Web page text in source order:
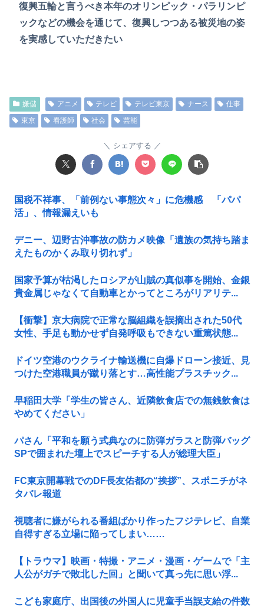
復興五輪と言うべき本年のオリンピック・パラリンピ
ックなどの機会を通じて、復興しつつある被災地の姿
を実感していただきたい
嫌儲 アニメ テレビ テレビ東京 ナース
仕事
東京
看護師 社会 芸能
シェアする
国税不祥事、「前例ない事態次々」に危機感 「パパ
活」、情報漏えいも
デニー、辺野古沖事故の防カメ映像「遺族の気持ち踏ま
えたものかくみ取り切れず」
国家予算が枯渇したロシアが山賊の真似事を開始、金銀
貴金属じゃなくて自動車とかってところがリアリテ...
【衝撃】京大病院で正常な脳組織を誤摘出された50代
女性、手足も動かせず自発呼吸もできない重篤状態...
ドイツ空港のウクライナ輸送機に自爆ドローン接近、見
つけた空港職員が蹴り落とす…高性能プラスチック...
早稲田大学「学生の皆さん、近隣飲食店での無銭飲食は
やめてください」
パさん「平和を願う式典なのに防弾ガラスと防弾バッグ
SPで囲まれた壇上でスピーチする人が総理大臣」
FC東京開幕戦でのDF長友佑都の“挨拶”、スポニチがネ
タバレ報道
視聴者に嫌がられる番組ばかり作ったフジテレビ、自業
自得すぎる立場に陥ってしまい……
【トラウマ】映画・特撮・アニメ・漫画・ゲームで「主
人公がガチで敗北した回」と聞いて真っ先に思い浮...
こども家庭庁、出国後の外国人に児童手当誤支給の件数